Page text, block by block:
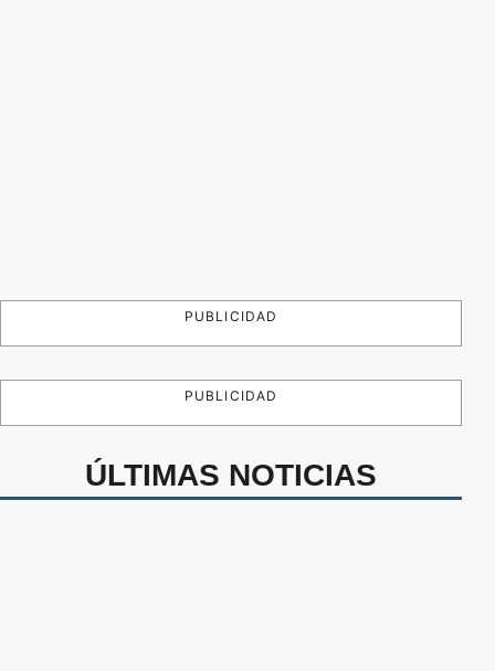
PUBLICIDAD
PUBLICIDAD
ÚLTIMAS NOTICIAS